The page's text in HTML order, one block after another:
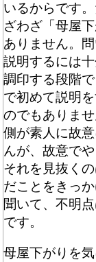
いるからです
ざわざ「母屋
ありません。
説明するには
調印する段階
で初めて説明
のでもありま
側が素人に故
んが、故意で
それを見抜く
だことをきっ
聞いて、不明
です。
母屋下がりを